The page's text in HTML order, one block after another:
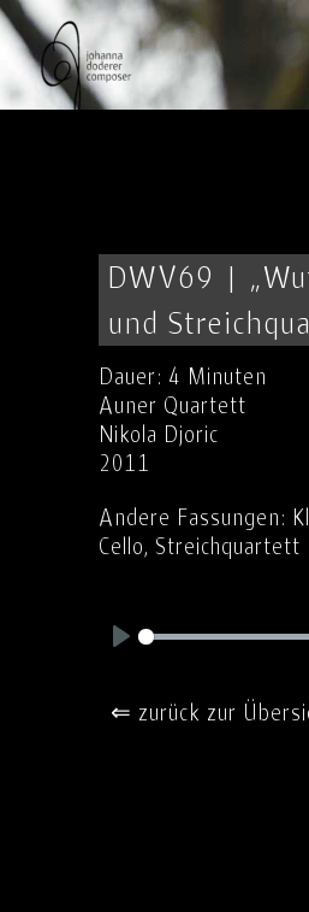
DWV69 |
und
Dauer: 4 Minuten
Auner Quartett
Nikola Djoric
2011
Andere Fassungen:
Cello, Streichquartett
⇐ zurück zur